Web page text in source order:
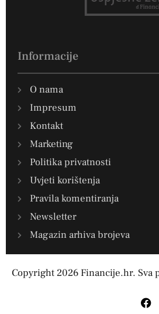
Informacije
O nama
Impresum
Kontakt
Marketing
Politika privatnosti
Uvjeti korištenja
Pravila komentiranja
Newsletter
Magazin arhiva brojeva
Copyright 2026 Financije.hr. Sva